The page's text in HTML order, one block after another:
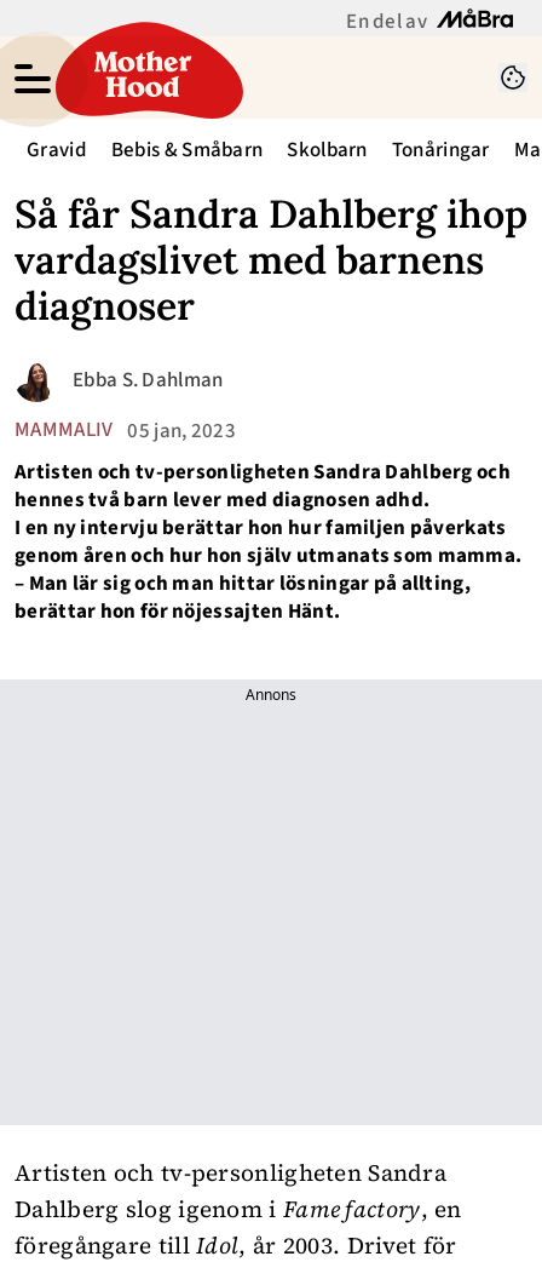
En del av
Gravid Bebis & Småbarn Skolbarn Tonåringar
Så får Sandra Dahlberg ihop
vardagslivet med barnens
diagnoser
MAMMALIV 05 jan, 2023
Ebba S. Dahlman
Artisten och tv-personligheten Sandra Dahlberg och
hennes två barn lever med diagnosen adhd.
I en ny intervju berättar hon hur familjen påverkats
genom åren och hur hon själv utmanats som mamma.
– Man lär sig och man hittar lösningar på allting,
berättar hon för nöjessajten Hänt.
Annons
Artisten och tv-personligheten Sandra
Dahlberg slog igenom i Fame factory, en
föregångare tillIdol, år 2003. Drivet för